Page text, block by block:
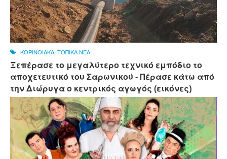
ΚΟΡΙΝΘΙΑΚΑ ΤΟΠΙΚΑ ΝΕΑ
Ξεπέρασε το μεγαλύτερο τεχνικό εμπόδιο το
αποχετευτικό του Σαρωνικού - Πέρασε κάτω από
την Διώρυγα ο κεντρικός αγωγός (εικόνες)